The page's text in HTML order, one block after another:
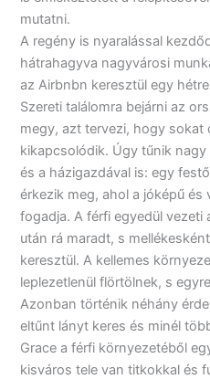
mutatni.
A regény is nyaralással
hátrahagyva nagyvárosi
az Airbnbn keresztül egy
Szereti találomra bejárni az
megy, azt tervezi, hogy sokat
kikapcsolódik. Úgy tűnik
és a házigazdával is: egy
érkezik meg, ahol a jóképű és
fogadja. A férfi egyedül vezeti
után rá maradt, s
keresztül. A kellemes
leplezetlenül flörtölnek, s
Azonban történik néhány
eltűnt lányt keres és minél
Grace a férfi környezetéből
kisváros tele van titkokkal és